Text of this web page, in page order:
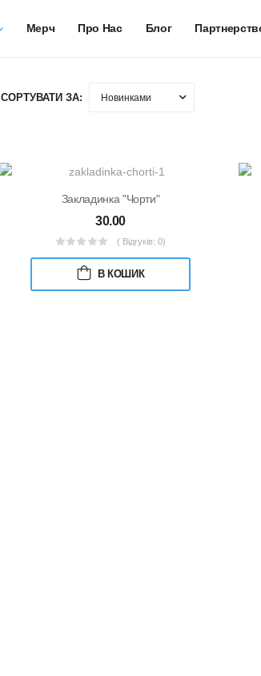
Мерч Про Нас Блог
СОРТУВАТИ ЗА:
Закладинка "Чорти"
30.00
( Відгуків: 0)
В КОШИК